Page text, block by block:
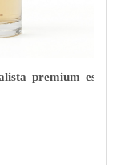
premium es el